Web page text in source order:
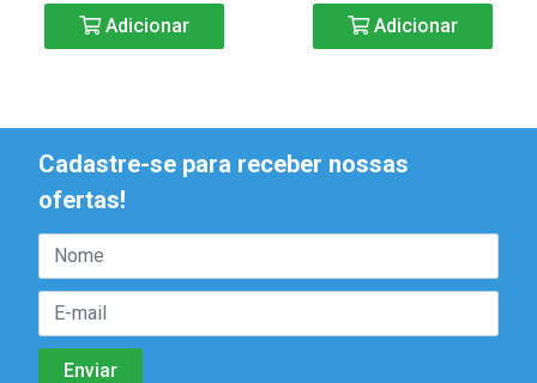
Adicionar Adicionar
Cadastre-se para receber nossas
ofertas!